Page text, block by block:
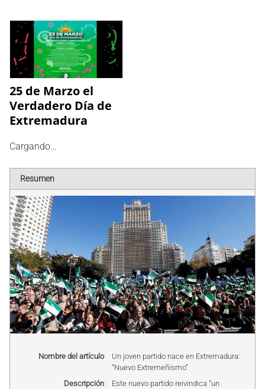
25 de Marzo el
Verdadero Día de
Extremadura
Cargando…
Resumen
Nombre del artículo
Un joven partido nace en Extremadura:
“Nuevo Extremeñismo”
Descripción
Este nuevo partido reivindica “un